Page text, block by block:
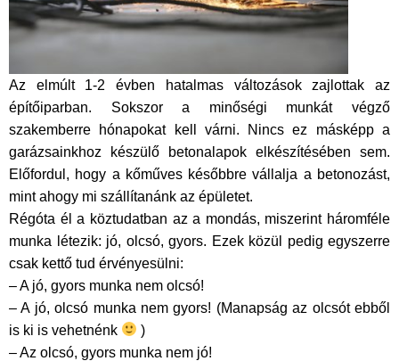
Az elmúlt 1-2 évben hatalmas változások zajlottak az
építőiparban. Sokszor a minőségi munkát végző
szakemberre hónapokat kell várni. Nincs ez másképp a
garázsainkhoz készülő betonalapok elkészítésében sem.
Előfordul, hogy a kőműves későbbre vállalja a betonozást,
mint ahogy mi szállítanánk az épületet.
Régóta él a köztudatban az a mondás, miszerint háromféle
munka létezik: jó, olcsó, gyors. Ezek közül pedig egyszerre
csak kettő tud érvényesülni:
– A jó, gyors munka nem olcsó!
– A jó, olcsó munka nem gyors! (Manapság az olcsót ebből
is ki is vehetnénk
)
– Az olcsó, gyors munka nem jó!